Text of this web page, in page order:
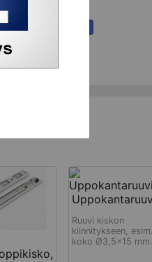
Ruuvi kiskon
kiinnitykseen, esim.
koko Ø3,5x15 mm.